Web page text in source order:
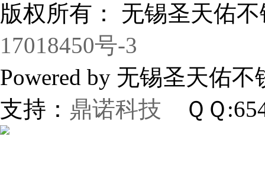
版权所有： 无锡圣天佑
17018450号-3
Powered by 无锡圣天
支持： 鼎诺科技 ＱＱ